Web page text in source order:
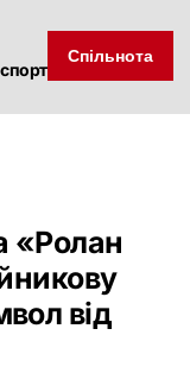
Спільнота
«Ролан
від